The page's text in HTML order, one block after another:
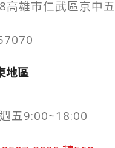
高雄市仁武區京中
地區
五9:00~18:00